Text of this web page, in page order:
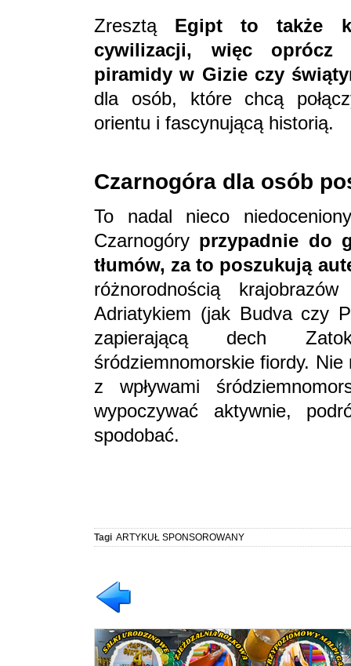
Zresztą Egipt to także
cywilizacji, więc oprócz
piramidy w Gizie czy
dla osób, które chcą
orientu i fascynującą historią.
Czarnogóra dla osób
To nadal nieco
Czarnogóry przypadnie do
tłumów, za to poszukują
różnorodnością
Adriatykiem (jak Budva czy
zapierającą dech
śródziemnomorskie fiordy.
z wpływami
wypoczywać aktywnie,
spodobać.
Tagi ARTYKUŁ SPONSOROWANY